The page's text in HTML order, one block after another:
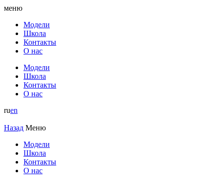
меню
Модели
Школа
Контакты
О нас
Модели
Школа
Контакты
О нас
ruen
Назад Меню
Модели
Школа
Контакты
О нас